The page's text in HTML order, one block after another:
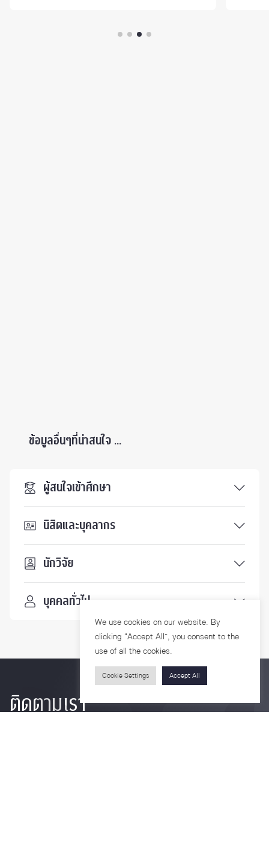
ข้อมูลอื่นๆที่น่าสนใจ ...
ผู้สนใจเข้าศึกษา
นิสิตและบุคลากร
นักวิจัย
บุคคลทั่วไป
ติดตามเรา
We use cookies on our website. By
clicking “Accept All”, you consent to the
use of all the cookies.
Cookie Settings Accept All